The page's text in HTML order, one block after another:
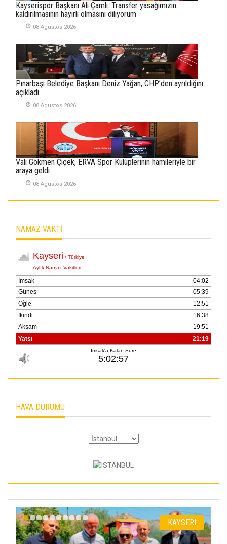
KENDİNE UYANMAK
İlgi Alanlarımız ve Biz
02 Ekim 2025
SABAHATTİN
puana Ulaştı
01 Mayis 2026
Kayserispor Başkanı Ali Çamlı: Transfer yasağımızın
kaldırılmasının hayırlı olmasını diliyorum
08 Agustos 2026
Pınarbaşı Belediye Başkanı Deniz Yağan, CHP’den ayrıldığını
açıkladı
08 Agustos 2026
Vali Gökmen Çiçek, ERVA Spor Kulüplerinin hamileriyle bir
araya geldi
08 Agustos 2026
NAMAZ VAKTİ
HAVA DURUMU
KAYSERI